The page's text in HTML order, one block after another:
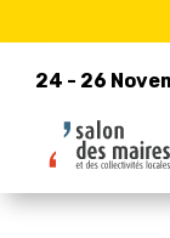
24 - 26
24 - 26
Retour à la
CNAMS